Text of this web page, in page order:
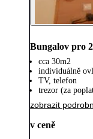
Bungalov pro
cca 30m2
individuálně
TV, telefon
trezor (za
zobrazit
v ceně